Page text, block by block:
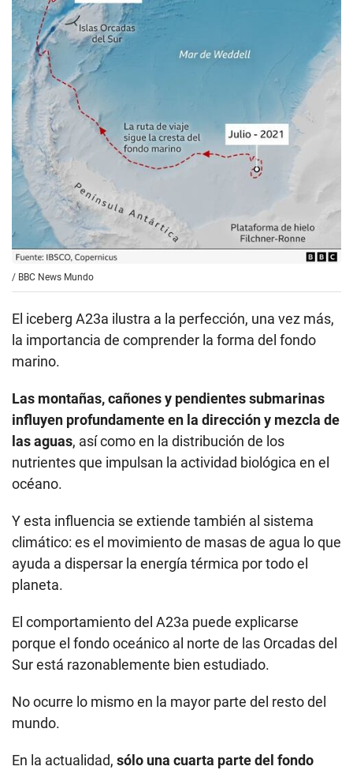
/ BBC News Mundo
El iceberg A23a ilustra a la perfección, una vez más,
la importancia de comprender la forma del fondo
marino.
Las montañas, cañones y pendientes submarinas
influyen profundamente en la dirección y mezcla de
las aguas, así como en la distribución de los
nutrientes que impulsan la actividad biológica en el
océano.
Y esta influencia se extiende también al sistema
climático: es el movimiento de masas de agua lo que
ayuda a dispersar la energía térmica por todo el
planeta.
El comportamiento del A23a puede explicarse
porque el fondo oceánico al norte de las Orcadas del
Sur está razonablemente bien estudiado.
No ocurre lo mismo en la mayor parte del resto del
mundo.
En la actualidad, sólo una cuarta parte del fondo